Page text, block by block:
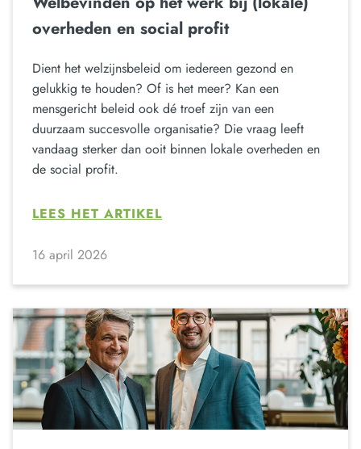
overheden en social profit
Dient het welzijnsbeleid om iedereen gezond en
gelukkig te houden? Of is het meer? Kan een
mensgericht beleid ook dé troef zijn van een
duurzaam succesvolle organisatie? Die vraag leeft
vandaag sterker dan ooit binnen lokale overheden en
de social profit.
LEES HET ARTIKEL
16 april 2026